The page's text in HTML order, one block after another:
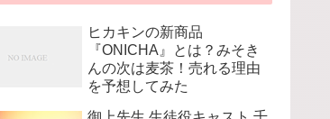
ヒカキンの新商品
『ONICHA』とは？みそき
んの次は麦茶！売れる理由
を予想してみた